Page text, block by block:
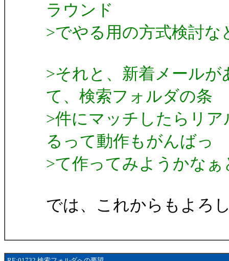
ラウンド
>でやる用の方式検討
>それと、新着メール
て、検索フォルダの条
>件にマッチしたらリ
るって動作もがんばっ
>て作ってみようかな
では、これからもよろ